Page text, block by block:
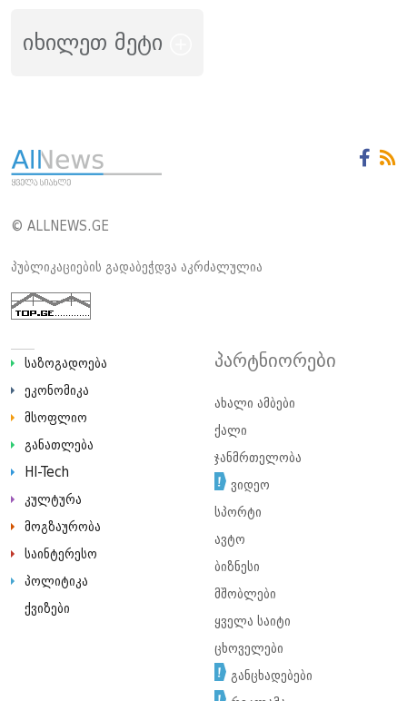
იხილეთ მეტი
© ALLNEWS.GE
პუბლიკაციების გადაბეჭდვა აკრძალულია
საზოგადოება
ეკონომიკა
მსოფლიო
განათლება
HI-Tech
კულტურა
მოგზაურობა
საინტერესო
პოლიტიკა
ქვიზები
პარტნიორები
ახალი ამბები
ქალი
ჯანმრთელობა
ვიდეო
სპორტი
ავტო
ბიზნესი
მშობლები
ყველა საიტი
ცხოველები
განცხადებები